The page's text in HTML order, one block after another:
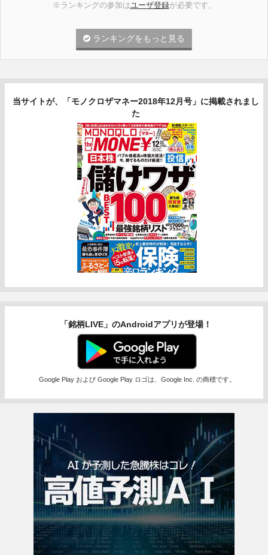
※ランキングの参加はユーザ登録が必要です。
ランキングをもっと見る
当サイトが、「モノクロザマネー2018年12月号」に掲載されまし
た
「銘柄LIVE」のAndroidアプリが登場！
Google Play および Google Play ロゴは、Google Inc. の商標です。